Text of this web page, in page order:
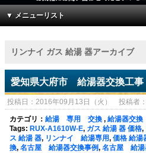
▼ メニューリスト
リンナイ ガス 給湯 器アーカイブ
愛知県大府市 給湯器交換工
投稿日：2016年09月13日（火） 投稿者
カテゴリ： 給湯 専用 交換, 給湯器交
Tags: RUX-A1610W-E, ガス 給湯 器 価格,
ス 給湯 器, リンナイ 給湯専用, 価格 給湯
換, 名古屋 給湯器交換事例, 名古屋 給湯